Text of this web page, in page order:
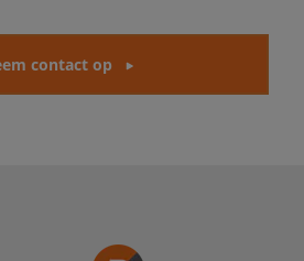
contact op